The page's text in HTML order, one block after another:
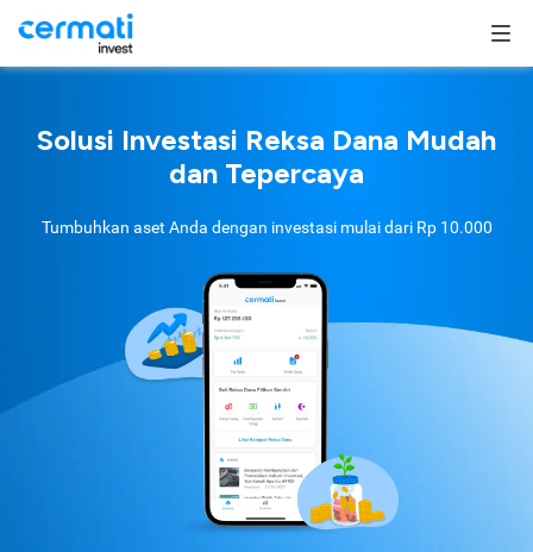
Solusi Investasi Reksa Dana Mudah
dan Tepercaya
Tumbuhkan aset Anda dengan investasi mulai dari Rp 10.000